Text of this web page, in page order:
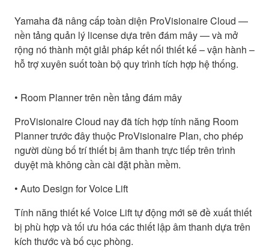
Yamaha đã nâng cấp toàn diện ProVisionaire Cloud —
nền tảng quản lý license dựa trên đám mây — và mở
rộng nó thành một giải pháp kết nối thiết kế – vận hành –
hỗ trợ xuyên suốt toàn bộ quy trình tích hợp hệ thống.
• Room Planner trên nền tảng đám mây
ProVisionaire Cloud nay đã tích hợp tính năng Room
Planner trước đây thuộc ProVisionaire Plan, cho phép
người dùng bố trí thiết bị âm thanh trực tiếp trên trình
duyệt mà không cần cài đặt phần mềm.
• Auto Design for Voice Lift
Tính năng thiết kế Voice Lift tự động mới sẽ đề xuất thiết
bị phù hợp và tối ưu hóa các thiết lập âm thanh dựa trên
kích thước và bố cục phòng.